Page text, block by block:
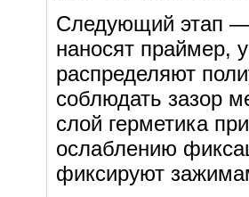
Следующий этап —
наносят праймер,
распределяют
соблюдать зазор
слой герметика
ослаблению
фиксируют